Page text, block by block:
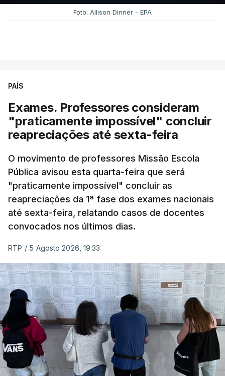
Foto: Allison Dinner - EPA
PAÍS
Exames. Professores consideram
"praticamente impossível" concluir
reapreciações até sexta-feira
O movimento de professores Missão Escola
Pública avisou esta quarta-feira que será
"praticamente impossível" concluir as
reapreciações da 1ª fase dos exames nacionais
até sexta-feira, relatando casos de docentes
convocados nos últimos dias.
RTP / 5 Agosto 2026, 19:33